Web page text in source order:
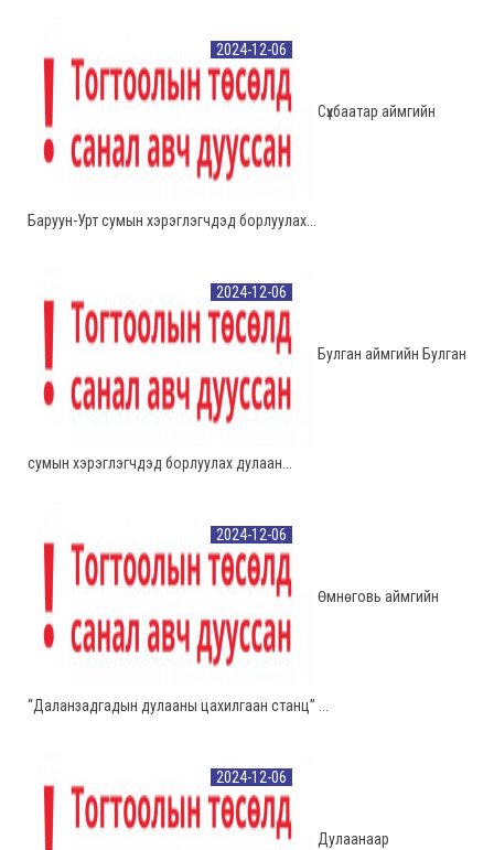
2024-12-06
Сүхбаатар аймгийн
Баруун-Урт сумын хэрэглэгчдэд борлуулах...
2024-12-06
Булган аймгийн Булган
сумын хэрэглэгчдэд борлуулах дулаан...
2024-12-06
Өмнөговь аймгийн
“Даланзадгадын дулааны цахилгаан станц” ...
2024-12-06
Дулаанаар